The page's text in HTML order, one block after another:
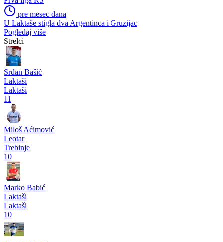
pre mesec dana
BSK pred vratima Premijer lige, Puzigaća i Ljubojević najavili
velike promjene
Ostalo BiH
Aleksandar Škrba ponovo dio Famosa
Prva liga RS
pre mesec dana
U Laktaše stigla dva Argentinca i Gruzijac
Pogledaj više
Strelci